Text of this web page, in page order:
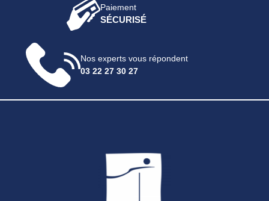
Paiement
SÉCURISÉ
Nos experts vous répondent
03 22 27 30 27